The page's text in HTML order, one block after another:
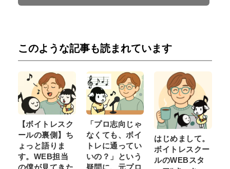
このような記事も読まれています
【ボイトレスク
ールの裏側】ち
ょっと語りま
す。WEB担当
の僕が見てきた
「プロ志向じゃ
なくても、ボイ
トレに通ってい
いの？」という
疑問に、元プロ
はじめまして。
ボイトレスクー
ルのWEBスタ